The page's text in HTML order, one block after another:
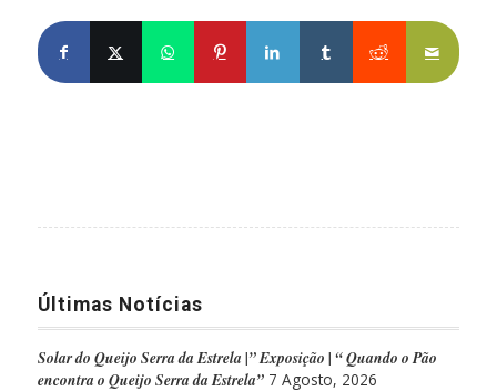
Partilhe no Facebook
Partilhe no X
Share on WhatsApp
Partilhe no Pinterest
Partilhe no LinkedIn
Partilhe no Tumblr
Partilhe no
Últimas Notícias
Solar do Queijo Serra da Estrela |” Exposição | “ Quando o Pão
encontra o Queijo Serra da Estrela” 7 Agosto, 2026